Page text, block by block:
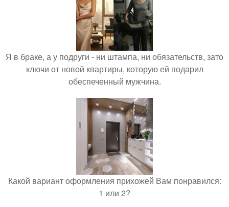
Я в браке, а у подруги - ни штампа, ни обязательств, зато
ключи от новой квартиры, которую ей подарил
обеспеченный мужчина.
Какой вариант оформления прихожей Вам понравился:
1 или 2?